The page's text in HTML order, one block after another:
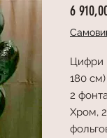
6
Цифри
180 см)
2
Хром, 2